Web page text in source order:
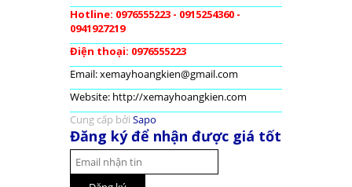
Hotline: 0976555223 - 0915254360 -
0941927219
Điện thoại: 0976555223
Email: xemayhoangkien@gmail.com
Website: http://xemayhoangkien.com
Cung cấp bởi Sapo
Đăng ký để nhận được giá tốt